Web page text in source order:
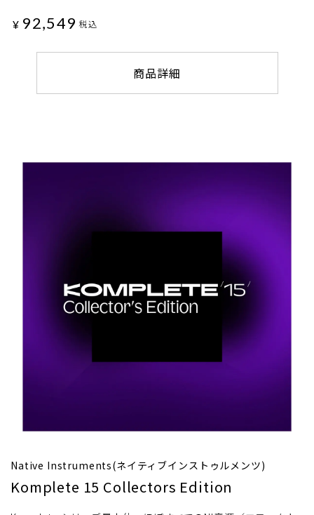
¥ 92,549 税込
商品詳細
Native Instruments(ネイティブインストゥルメンツ)
Komplete 15 Collectors Edition